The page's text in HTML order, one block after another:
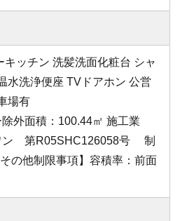
キッチン 洗髪洗面化粧台 シャ
水洗浄便座 TVドアホン 公営
場有
外面積：100.44㎡ 施工業
ン 第R05SHC126058号 制
の他制限事項】容積率：前面